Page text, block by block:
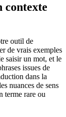
contexte
outil de
de vrais exemples
saisir un mot, et le
issues de
dans la
nuances de sens
terme rare ou